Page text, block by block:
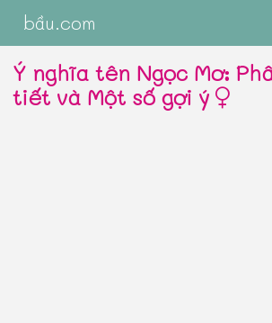
bầu.com
Ý nghĩa tên Ngọc Mơ:
tiết và Một số gợi ý